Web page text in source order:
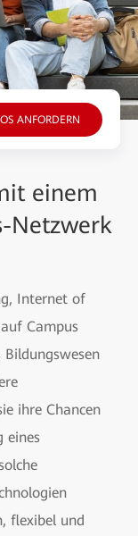
ANFORDERN
einem
Netzwerk
Internet of
Campus
ihre Chancen
eines
flexibel und